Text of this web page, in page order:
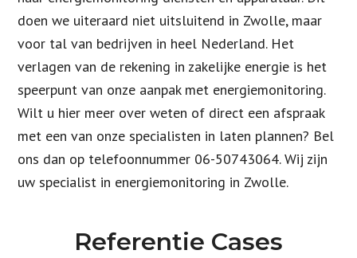
doen we uiteraard niet uitsluitend in Zwolle, maar
voor tal van bedrijven in heel Nederland. Het
verlagen van de rekening in zakelijke energie is het
speerpunt van onze aanpak met energiemonitoring.
Wilt u hier meer over weten of direct een afspraak
met een van onze specialisten in laten plannen? Bel
ons dan op telefoonnummer 06-50743064. Wij zijn
uw specialist in energiemonitoring in Zwolle.
Referentie Cases